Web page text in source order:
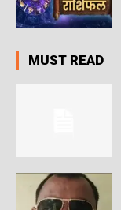
MUST READ